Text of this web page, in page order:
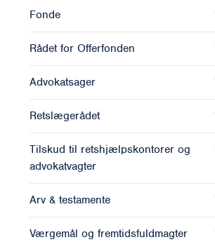
Fonde
Rådet for Offerfonden
Advokatsager
Retslægerådet
Tilskud til retshjælpskontorer og
advokatvagter
Arv & testamente
Værgemål og fremtidsfuldmagter